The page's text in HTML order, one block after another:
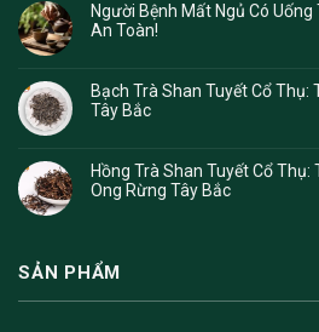
Người Bệnh Mất Ngủ Có
An Toàn!
Bạch Trà Shan Tuyết Cổ Thụ:
Tây Bắc
Hồng Trà Shan Tuyết Cổ
Ong Rừng Tây Bắc
SẢN PHẨM